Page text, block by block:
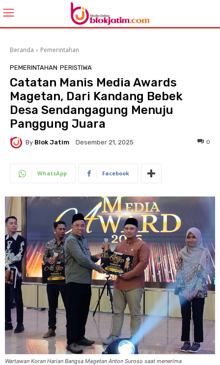
Beranda Pemerintahan
PEMERINTAHAN PERISTIWA
Catatan Manis Media Awards
Magetan, Dari Kandang Bebek
Desa Sendangagung Menuju
Panggung Juara
By Blok Jatim Desember 21, 2025 0
WhatsApp Facebook
Wartawan Koran Harian Bangsa Magetan Anton Suroso saat menerima